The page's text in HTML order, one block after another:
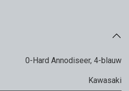
0-Hard Annodiseer, 4-blauw
Kawasaki